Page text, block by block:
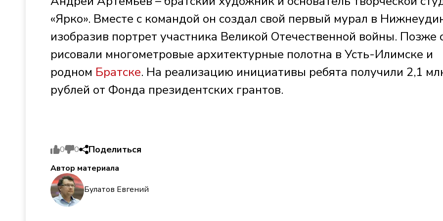
«Ярко». Вместе с командой он создал свой первый мурал в
изобразив портрет участника Великой Отечественной войны. Позже
рисовали многометровые архитектурные полотна в Усть-Илимске и
родном Братске. На реализацию инициативы ребята получили 2,1
рублей от Фонда президентских грантов.
0 0 Поделиться
Автор материала
Булатов Евгений